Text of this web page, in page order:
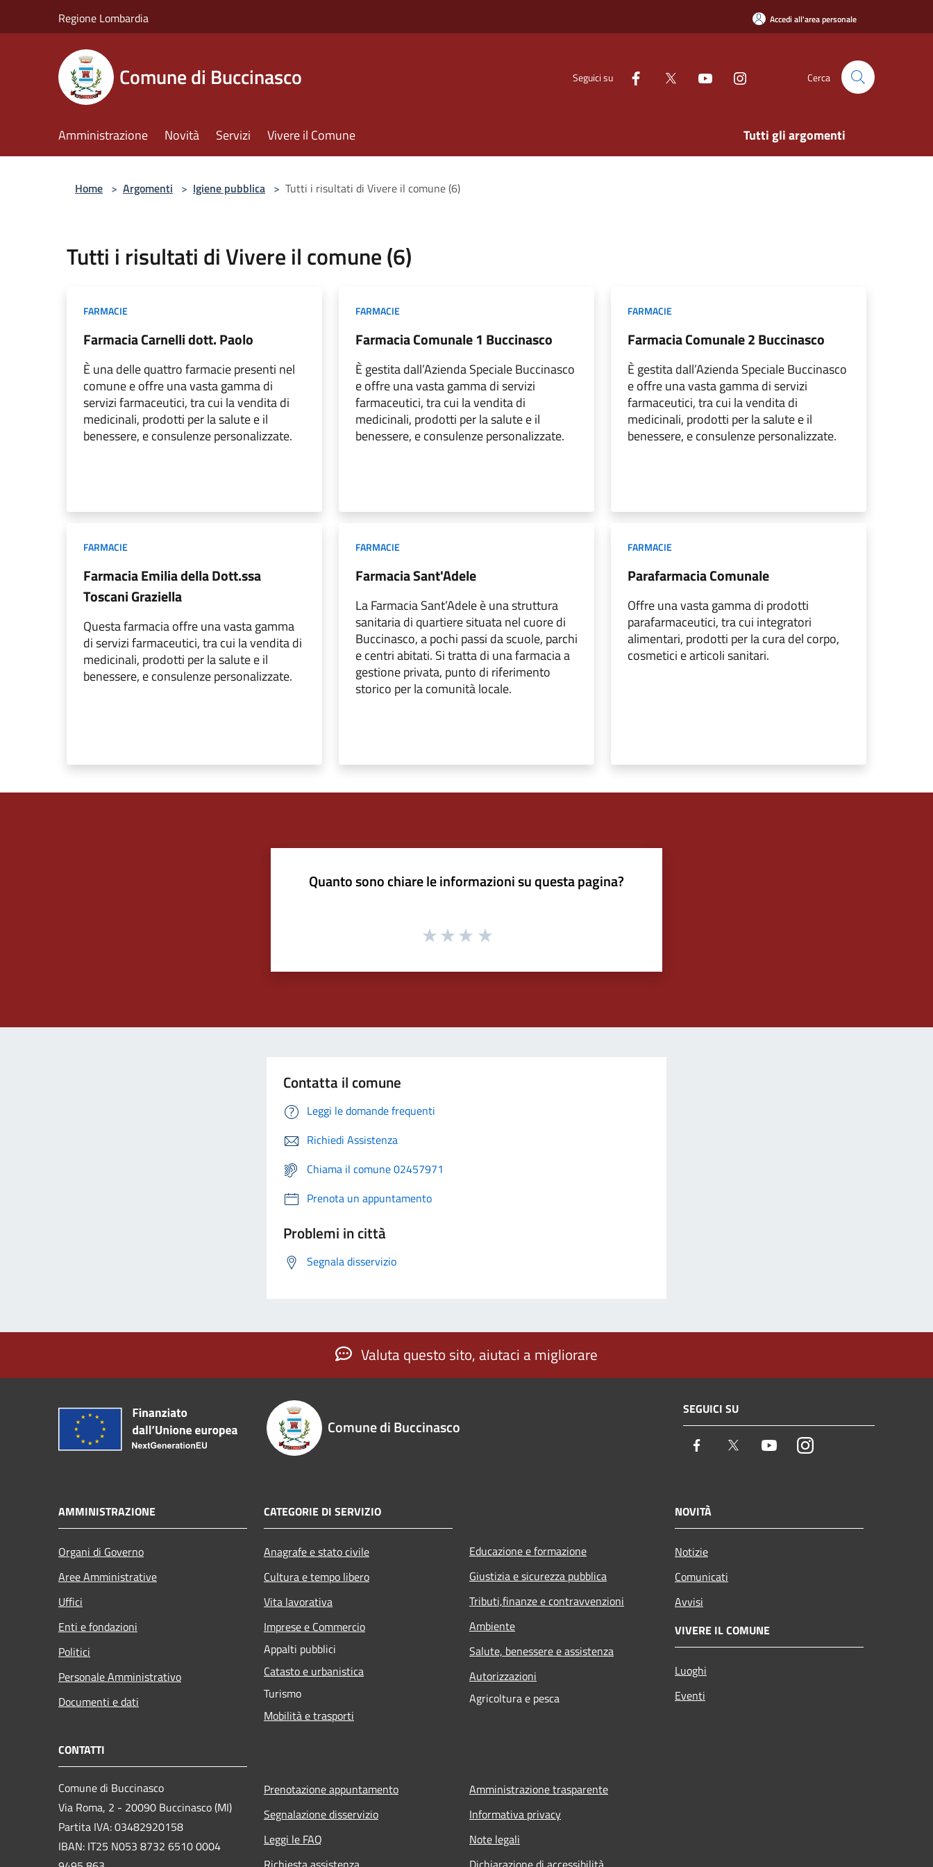
Regione Lombardia Accedi all'area personale
Comune di Buccinasco Seguici su Cerca
Amministrazione Novità Servizi Vivere il Comune Tutti gli argomenti
Home > Argomenti > Igiene pubblica > Tutti i risultati di Vivere il comune (6)
Tutti i risultati di Vivere il comune (6)
FARMACIE
Farmacia Carnelli dott. Paolo
È una delle quattro farmacie presenti nel
comune e offre una vasta gamma di
servizi farmaceutici, tra cui la vendita di
medicinali, prodotti per la salute e il
benessere, e consulenze personalizzate.
FARMACIE
Farmacia Comunale 1 Buccinasco
È gestita dall’Azienda Speciale Buccinasco
e offre una vasta gamma di servizi
farmaceutici, tra cui la vendita di
medicinali, prodotti per la salute e il
benessere, e consulenze personalizzate.
FARMACIE
Farmacia Comunale 2 Buccinasco
È gestita dall’Azienda Speciale Buccinasco
e offre una vasta gamma di servizi
farmaceutici, tra cui la vendita di
medicinali, prodotti per la salute e il
benessere, e consulenze personalizzate.
FARMACIE
Farmacia Emilia della Dott.ssa
Toscani Graziella
Questa farmacia offre una vasta gamma
di servizi farmaceutici, tra cui la vendita di
medicinali, prodotti per la salute e il
benessere, e consulenze personalizzate.
FARMACIE
Farmacia Sant'Adele
La Farmacia Sant’Adele è una struttura
sanitaria di quartiere situata nel cuore di
Buccinasco, a pochi passi da scuole, parchi
e centri abitati. Si tratta di una farmacia a
gestione privata, punto di riferimento
storico per la comunità locale.
FARMACIE
Parafarmacia Comunale
Offre una vasta gamma di prodotti
parafarmaceutici, tra cui integratori
alimentari, prodotti per la cura del corpo,
cosmetici e articoli sanitari.
Quanto sono chiare le informazioni su questa pagina?
Contatta il comune
Leggi le domande frequenti
Richiedi Assistenza
Chiama il comune 02457971
Prenota un appuntamento
Problemi in città
Segnala disservizio
Valuta questo sito, aiutaci a migliorare
Comune di Buccinasco
SEGUICI SU
Facebook Twitter YoutubeInstagram
AMMINISTRAZIONE
Organi di Governo
Aree Amministrative
Uffici
Enti e fondazioni
Politici
Personale Amministrativo
Documenti e dati
CATEGORIE DI SERVIZIO
Anagrafe e stato civile
Cultura e tempo libero
Vita lavorativa
Imprese e Commercio
Appalti pubblici
Catasto e urbanistica
Turismo
Mobilità e trasporti
Educazione e formazione
Giustizia e sicurezza pubblica
Tributi,finanze e contravvenzioni
Ambiente
Salute, benessere e assistenza
Autorizzazioni
Agricoltura e pesca
NOVITÀ
Notizie
Comunicati
Avvisi
VIVERE IL COMUNE
Luoghi
Eventi
CONTATTI
Comune di Buccinasco
Via Roma, 2 - 20090 Buccinasco (MI)
Partita IVA: 03482920158
IBAN: IT25 N053 8732 6510 0004
Prenotazione appuntamento
Segnalazione disservizio
Leggi le FAQ
Amministrazione trasparente
Informativa privacy
Note legali